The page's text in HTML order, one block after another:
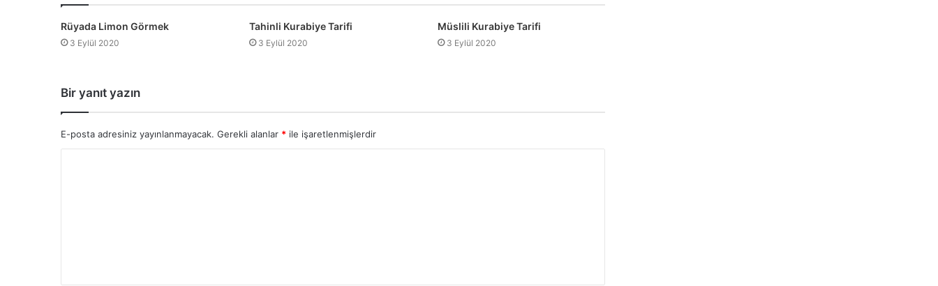
Rüyada Limon Görmek
3 Eylül 2020
Tahinli Kurabiye Tarifi
3 Eylül 2020
Müslili Kurabiye Tarifi
3 Eylül 2020
Bir yanıt yazın
E-posta adresiniz yayınlanmayacak. Gerekli alanlar * ile işaretlenmişlerdir